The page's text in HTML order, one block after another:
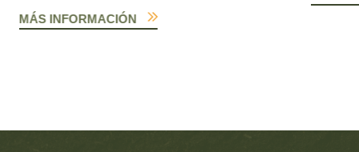
MÁS INFORMACIÓN